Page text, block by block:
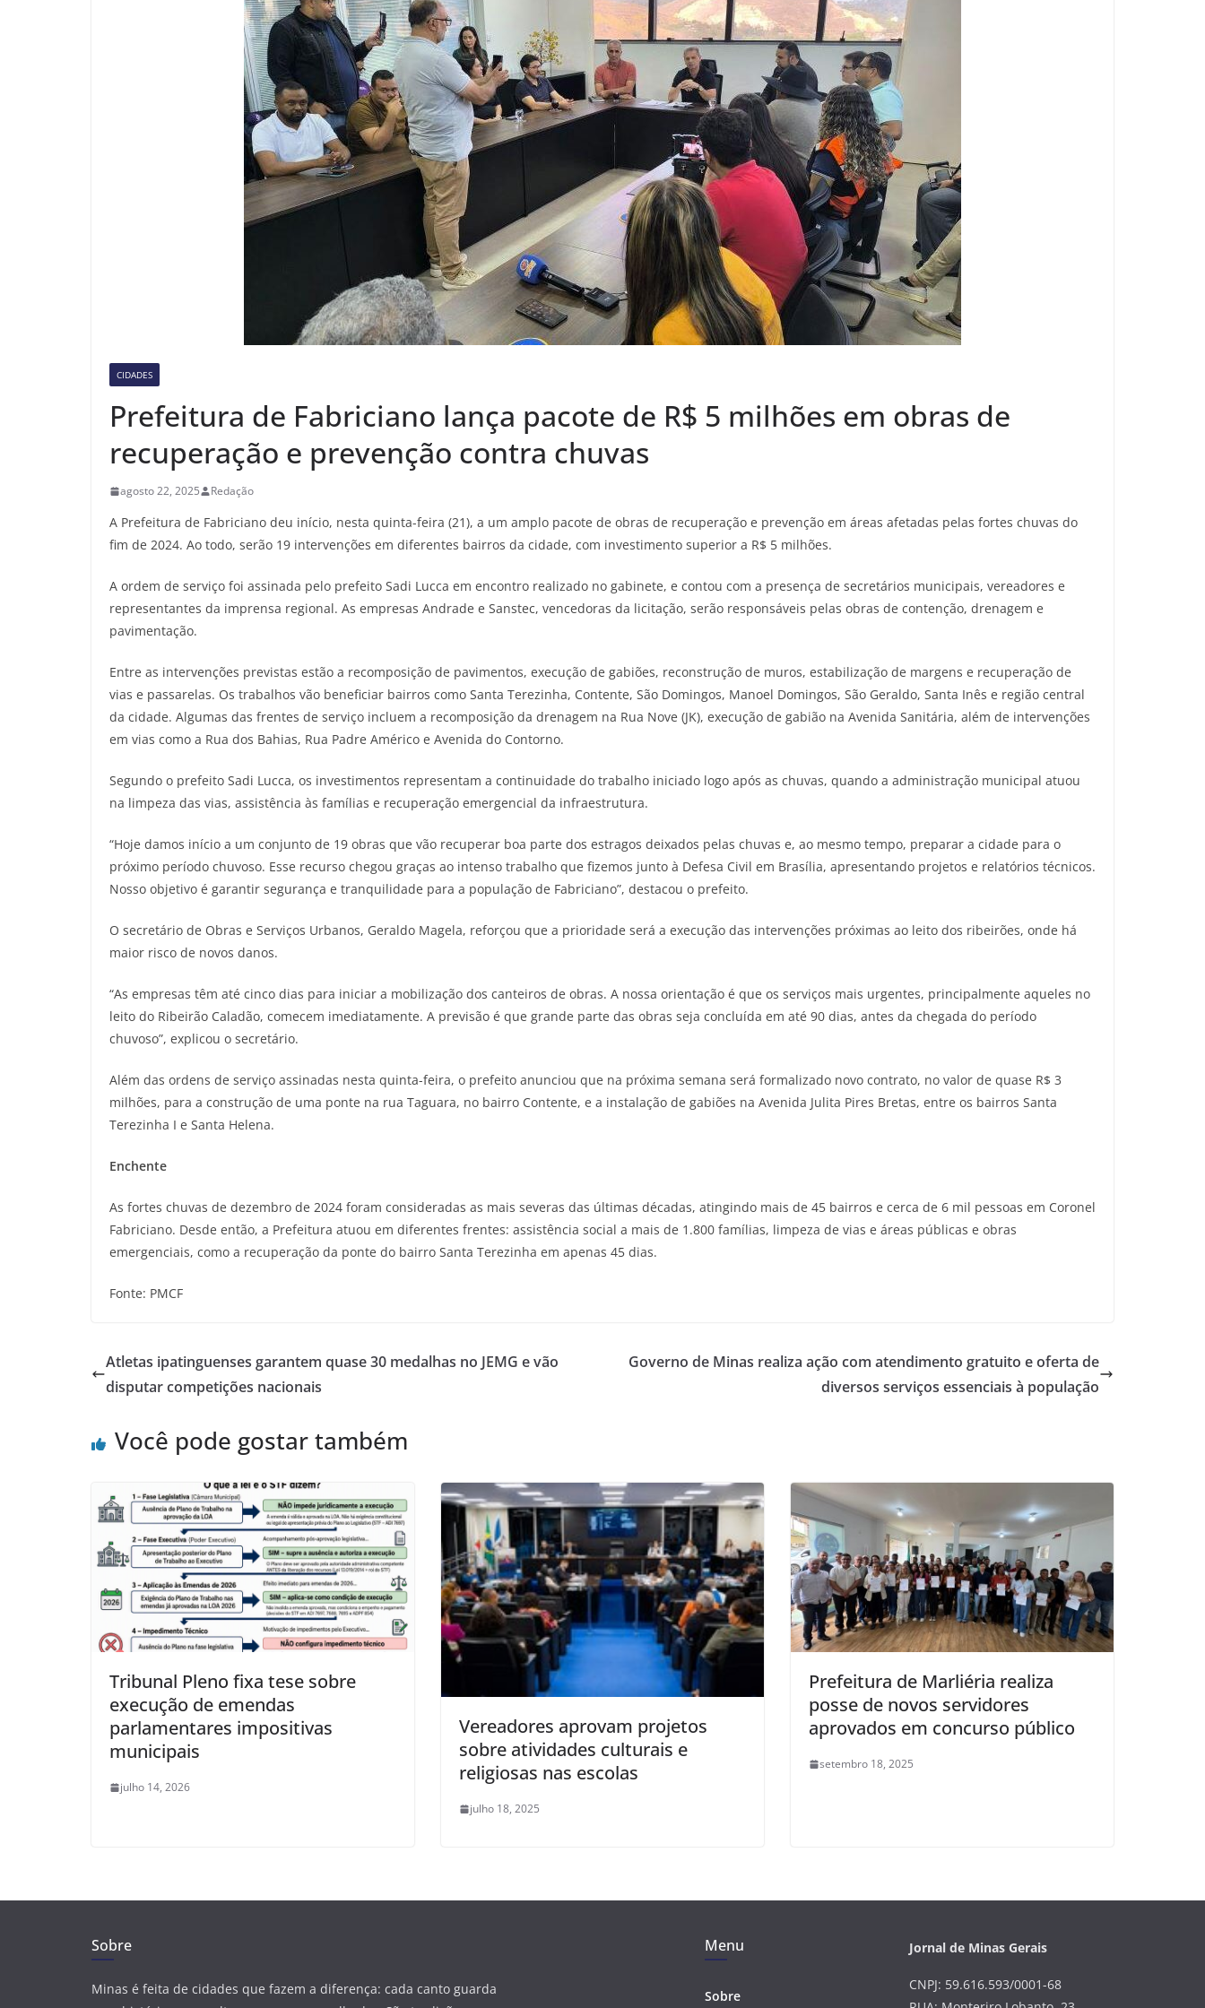
CIDADES
Prefeitura de Fabriciano lança pacote de R$ 5 milhões em obras de
recuperação e prevenção contra chuvas
agosto 22, 2025 Redação
A Prefeitura de Fabriciano deu início, nesta quinta-feira (21), a um amplo pacote de obras de recuperação e prevenção em áreas afetadas pelas fortes chuvas do
fim de 2024. Ao todo, serão 19 intervenções em diferentes bairros da cidade, com investimento superior a R$ 5 milhões.
A ordem de serviço foi assinada pelo prefeito Sadi Lucca em encontro realizado no gabinete, e contou com a presença de secretários municipais, vereadores e
representantes da imprensa regional. As empresas Andrade e Sanstec, vencedoras da licitação, serão responsáveis pelas obras de contenção, drenagem e
pavimentação.
Entre as intervenções previstas estão a recomposição de pavimentos, execução de gabiões, reconstrução de muros, estabilização de margens e recuperação de
vias e passarelas. Os trabalhos vão beneficiar bairros como Santa Terezinha, Contente, São Domingos, Manoel Domingos, São Geraldo, Santa Inês e região central
da cidade. Algumas das frentes de serviço incluem a recomposição da drenagem na Rua Nove (JK), execução de gabião na Avenida Sanitária, além de intervenções
em vias como a Rua dos Bahias, Rua Padre Américo e Avenida do Contorno.
Segundo o prefeito Sadi Lucca, os investimentos representam a continuidade do trabalho iniciado logo após as chuvas, quando a administração municipal atuou
na limpeza das vias, assistência às famílias e recuperação emergencial da infraestrutura.
“Hoje damos início a um conjunto de 19 obras que vão recuperar boa parte dos estragos deixados pelas chuvas e, ao mesmo tempo, preparar a cidade para o
próximo período chuvoso. Esse recurso chegou graças ao intenso trabalho que fizemos junto à Defesa Civil em Brasília, apresentando projetos e relatórios técnicos.
Nosso objetivo é garantir segurança e tranquilidade para a população de Fabriciano”, destacou o prefeito.
O secretário de Obras e Serviços Urbanos, Geraldo Magela, reforçou que a prioridade será a execução das intervenções próximas ao leito dos ribeirões, onde há
maior risco de novos danos.
“As empresas têm até cinco dias para iniciar a mobilização dos canteiros de obras. A nossa orientação é que os serviços mais urgentes, principalmente aqueles no
leito do Ribeirão Caladão, comecem imediatamente. A previsão é que grande parte das obras seja concluída em até 90 dias, antes da chegada do período
chuvoso”, explicou o secretário.
Além das ordens de serviço assinadas nesta quinta-feira, o prefeito anunciou que na próxima semana será formalizado novo contrato, no valor de quase R$ 3
milhões, para a construção de uma ponte na rua Taguara, no bairro Contente, e a instalação de gabiões na Avenida Julita Pires Bretas, entre os bairros Santa
Terezinha I e Santa Helena.
Enchente
As fortes chuvas de dezembro de 2024 foram consideradas as mais severas das últimas décadas, atingindo mais de 45 bairros e cerca de 6 mil pessoas em Coronel
Fabriciano. Desde então, a Prefeitura atuou em diferentes frentes: assistência social a mais de 1.800 famílias, limpeza de vias e áreas públicas e obras
emergenciais, como a recuperação da ponte do bairro Santa Terezinha em apenas 45 dias.
Fonte: PMCF
Atletas ipatinguenses garantem quase 30 medalhas no JEMG e vão
disputar competições nacionais
Governo de Minas realiza ação com atendimento gratuito e oferta de
diversos serviços essenciais à população
Você pode gostar também
Tribunal Pleno fixa tese sobre
execução de emendas
parlamentares impositivas
municipais
julho 14, 2026
Vereadores aprovam projetos
sobre atividades culturais e
religiosas nas escolas
julho 18, 2025
Prefeitura de Marliéria realiza
posse de novos servidores
aprovados em concurso público
setembro 18, 2025
Sobre
Minas é feita de cidades que fazem a diferença: cada canto guarda
Menu
Sobre
Jornal de Minas Gerais
CNPJ: 59.616.593/0001-68